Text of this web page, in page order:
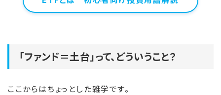
「ファンド＝土台」って、どういうこと？
ここからはちょっとした雑学です。